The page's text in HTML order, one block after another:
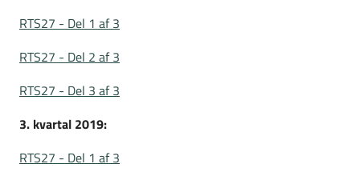
RTS27 - Del 1 af 3
RTS27 - Del 2 af 3
RTS27 - Del 3 af 3
3. kvartal 2019:
RTS27 - Del 1 af 3